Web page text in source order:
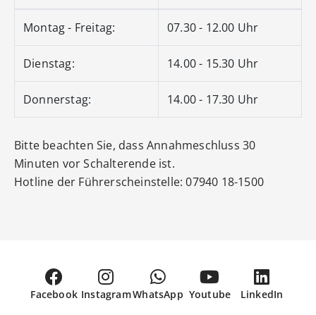
Montag - Freitag: 07.30 - 12.00 Uhr
Dienstag: 14.00 - 15.30 Uhr
Donnerstag: 14.00 - 17.30 Uhr
Bitte beachten Sie, dass Annahmeschluss 30
Minuten vor Schalterende ist.
Hotline der Führerscheinstelle: 07940 18-1500
Facebook InstagramWhatsApp Youtube LinkedIn